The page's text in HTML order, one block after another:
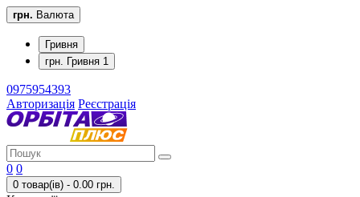
грн. Валюта
Гривня
грн. Гривня 1
0975954393
Авторизація Реєстрація
0 0
0 товар(ів) - 0.00 грн.